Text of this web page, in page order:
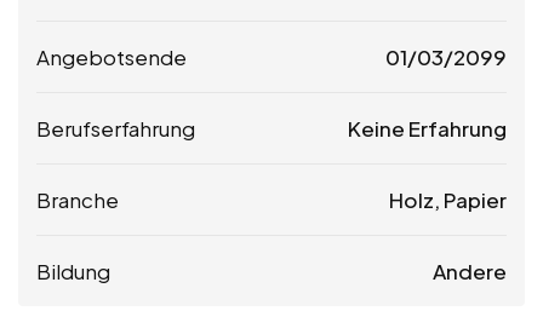
Angebotsende 01/03/2099
Berufserfahrung Keine Erfahrung
Branche Holz, Papier
Bildung Andere